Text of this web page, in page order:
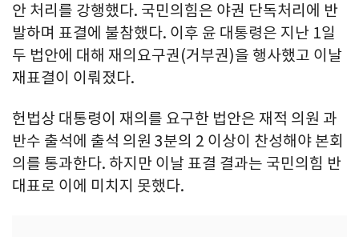
안 처리를 강행했다. 국민의힘은 야권 단독처리에 반
발하며 표결에 불참했다. 이후 윤 대통령은 지난 1일
두 법안에 대해 재의요구권(거부권)을 행사했고 이날
재표결이 이뤄졌다.
헌법상 대통령이 재의를 요구한 법안은 재적 의원 과
반수 출석에 출석 의원 3분의 2 이상이 찬성해야 본회
의를 통과한다. 하지만 이날 표결 결과는 국민의힘 반
대표로 이에 미치지 못했다.